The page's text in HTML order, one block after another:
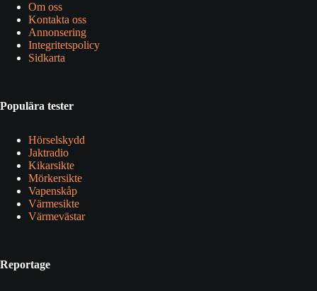
Om oss
Kontakta oss
Annonsering
Integritetspolicy
Sidkarta
Populära tester
Hörselskydd
Jaktradio
Kikarsikte
Mörkersikte
Vapenskåp
Värmesikte
Värmevästar
Reportage